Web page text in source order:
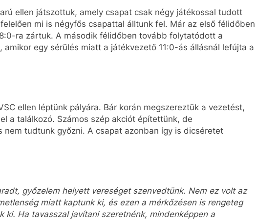
ellen játszottuk, amely csapat csak négy játékossal tudott
mi is négyfős csapattal álltunk fel. Már az első félidőben
ra zártuk. A második félidőben tovább folytatódott a
amikor egy sérülés miatt a játékvezető 11:0-ás állásnál lefújta a
ellen léptünk pályára. Bár korán megszereztük a vezetést,
a találkozó. Számos szép akciót építettünk, de
nem tudtunk győzni. A csapat azonban így is dicséretet
győzelem helyett vereséget szenvedtünk. Nem ez volt az
miatt kaptunk ki, és ezen a mérkőzésen is rengeteg
ki. Ha tavasszal javítani szeretnénk, mindenképpen a